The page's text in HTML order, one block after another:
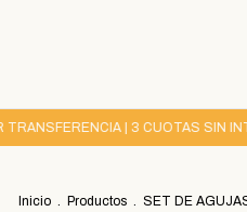
| 3 CUOTAS SIN
Inicio . Productos . SET DE